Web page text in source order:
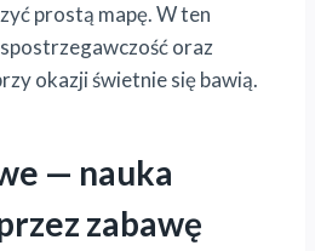
prostą mapę. W ten
oraz
okazji świetnie się bawią.
— nauka
zabawę